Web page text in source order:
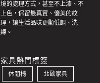
境的處理方式，甚至不上漆、不
上色，保留最真實、優美的紋
理，讓生活品味更顯低調、洗
練。
家具熱門標簽
休閒椅 北歐家具